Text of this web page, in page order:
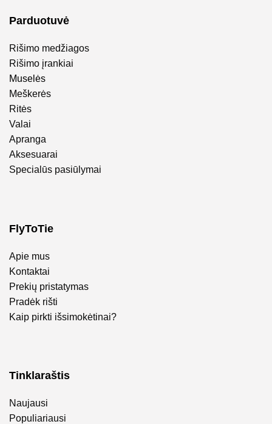
Parduotuvė
Rišimo medžiagos
Rišimo įrankiai
Muselės
Meškerės
Ritės
Valai
Apranga
Aksesuarai
Specialūs pasiūlymai
FlyToTie
Apie mus
Kontaktai
Prekių pristatymas
Pradėk rišti
Kaip pirkti išsimokėtinai?
Tinklaraštis
Naujausi
Populiariausi